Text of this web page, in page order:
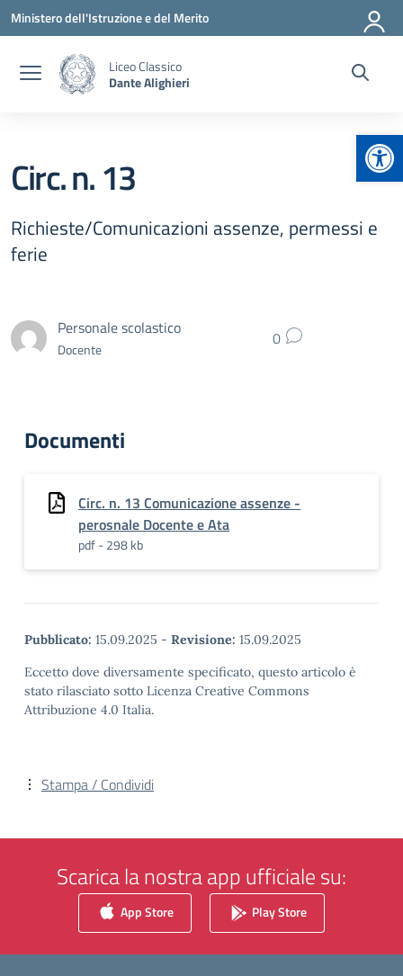
Vai ai contenuti
Vai al menu di navigazione
Vai al footer
Ministero dell'Istruzione e del Merito
Liceo Classico
Dante Alighieri
Circ. n. 13
Richieste/Comunicazioni assenze, permessi e
ferie
Personale scolastico
Docente 0
Documenti
Circ. n. 13 Comunicazione assenze -
perosnale Docente e Ata
pdf - 298 kb
Pubblicato: 15.09.2025 - Revisione: 15.09.2025
Eccetto dove diversamente specificato, questo articolo è
stato rilasciato sotto Licenza Creative Commons
Attribuzione 4.0 Italia.
Stampa / Condividi
Scarica la nostra app ufficiale su:
App Store Play Store